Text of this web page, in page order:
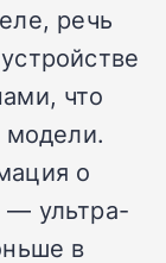
речь
что
модели.
о
ультра-
в